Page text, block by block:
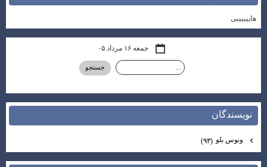
هاییییییی
جمعه ۱۶ مرداد ۰۵
نويسندگان
ونوس بلو(۹۳)